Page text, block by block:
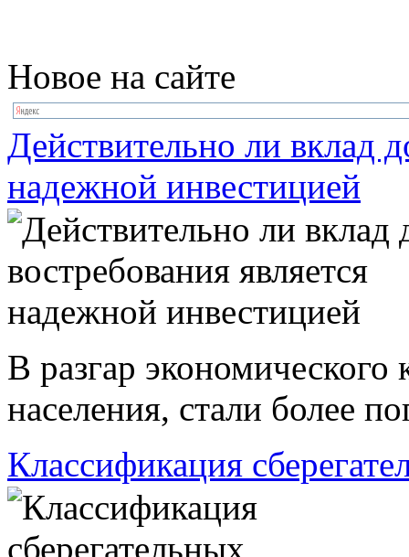
Новое на сайте
Действительно ли вклад
надежной инвестицией
В разгар экономического
населения, стали более
Классификация